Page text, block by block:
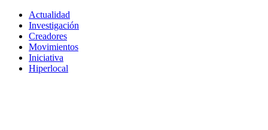
Actualidad
Investigación
Creadores
Movimientos
Iniciativa
Hiperlocal